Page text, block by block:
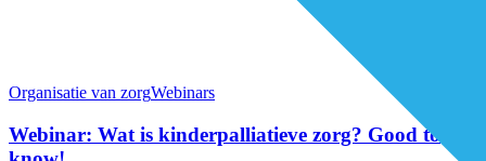
Organisatie van zorgWebinars
Webinar: Wat is kinderpalliatieve zorg? Good to